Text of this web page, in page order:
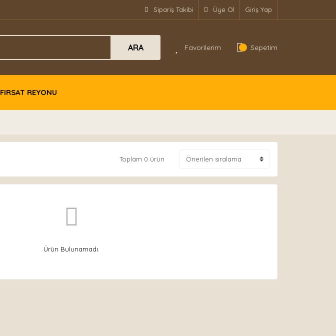
Sipariş Takibi Üye Ol Giriş Yap
ARA Favorilerim Sepetim
FIRSAT REYONU
Toplam 0 ürün
Ürün Bulunamadı.